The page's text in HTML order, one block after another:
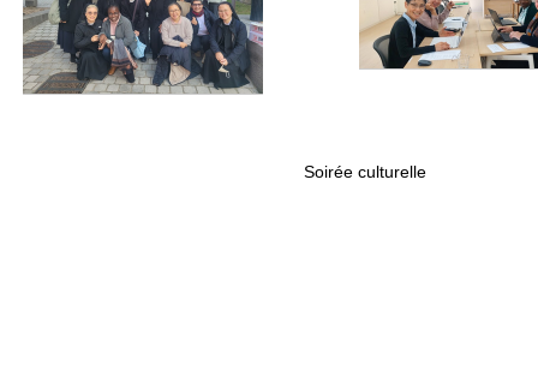
Soirée culturelle